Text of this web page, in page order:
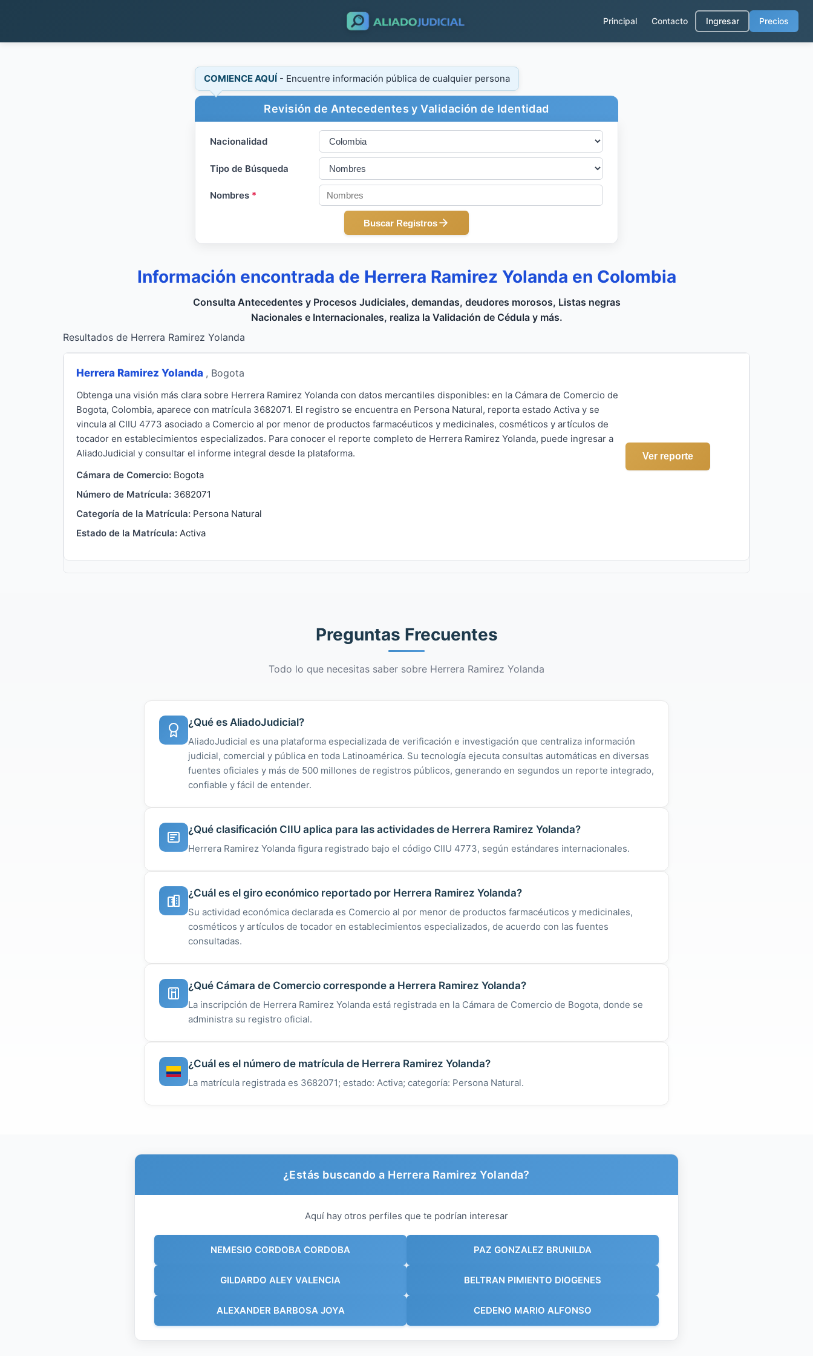
Principal Contacto Ingresar Precios
COMIENCE AQUÍ - Encuentre información pública de cualquier persona
Revisión de Antecedentes y Validación de Identidad
Nacionalidad
Tipo de Búsqueda
Nombres *
Buscar Registros
Información encontrada de Herrera Ramirez Yolanda en Colombia
Consulta Antecedentes y Procesos Judiciales, demandas, deudores morosos, Listas negras
Nacionales e Internacionales, realiza la Validación de Cédula y más.
Resultados de Herrera Ramirez Yolanda
Herrera Ramirez Yolanda , Bogota
Obtenga una visión más clara sobre Herrera Ramirez Yolanda con datos mercantiles disponibles: en la Cámara de Comercio de
Bogota, Colombia, aparece con matrícula 3682071. El registro se encuentra en Persona Natural, reporta estado Activa y se
vincula al CIIU 4773 asociado a Comercio al por menor de productos farmacéuticos y medicinales, cosméticos y artículos de
tocador en establecimientos especializados. Para conocer el reporte completo de Herrera Ramirez Yolanda, puede ingresar a
AliadoJudicial y consultar el informe integral desde la plataforma.
Cámara de Comercio: Bogota
Número de Matrícula: 3682071
Categoría de la Matrícula: Persona Natural
Estado de la Matrícula: Activa
Ver reporte
Preguntas Frecuentes
Todo lo que necesitas saber sobre Herrera Ramirez Yolanda
¿Qué es AliadoJudicial?
AliadoJudicial es una plataforma especializada de verificación e investigación que centraliza información
judicial, comercial y pública en toda Latinoamérica. Su tecnología ejecuta consultas automáticas en diversas
fuentes oficiales y más de 500 millones de registros públicos, generando en segundos un reporte integrado,
confiable y fácil de entender.
¿Qué clasificación CIIU aplica para las actividades de Herrera Ramirez Yolanda?
Herrera Ramirez Yolanda figura registrado bajo el código CIIU 4773, según estándares internacionales.
¿Cuál es el giro económico reportado por Herrera Ramirez Yolanda?
Su actividad económica declarada es Comercio al por menor de productos farmacéuticos y medicinales,
cosméticos y artículos de tocador en establecimientos especializados, de acuerdo con las fuentes
consultadas.
¿Qué Cámara de Comercio corresponde a Herrera Ramirez Yolanda?
La inscripción de Herrera Ramirez Yolanda está registrada en la Cámara de Comercio de Bogota, donde se
administra su registro oficial.
¿Cuál es el número de matrícula de Herrera Ramirez Yolanda?
La matrícula registrada es 3682071; estado: Activa; categoría: Persona Natural.
¿Estás buscando a Herrera Ramirez Yolanda?
Aquí hay otros perfiles que te podrían interesar
NEMESIO CORDOBA CORDOBA
GILDARDO ALEY VALENCIA
ALEXANDER BARBOSA JOYA
PAZ GONZALEZ BRUNILDA
BELTRAN PIMIENTO DIOGENES
CEDENO MARIO ALFONSO